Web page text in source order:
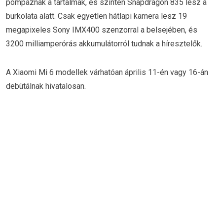
pompáznak a tartalmak, és szintén Snapdragon 835 lesz a
burkolata alatt. Csak egyetlen hátlapi kamera lesz 19
megapixeles Sony IMX400 szenzorral a belsejében, és
3200 milliamperórás akkumulátorról tudnak a híresztelők.
A Xiaomi Mi 6 modellek várhatóan április 11-én vagy 16-án
debütálnak hivatalosan.